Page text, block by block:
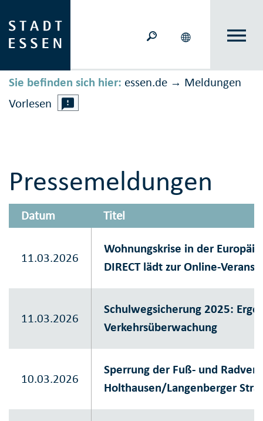
Sie befinden sich hier: essen.de → Meldungen
Vorlesen
Pressemeldungen
Datum Titel
11.03.2026
Wohnungskrise in der
DIRECT lädt zur Online-
11.03.2026
Schulwegsicherung 2025:
Verkehrsüberwachung
10.03.2026
Sperrung der Fuß- und
Holthausen/Langenberger